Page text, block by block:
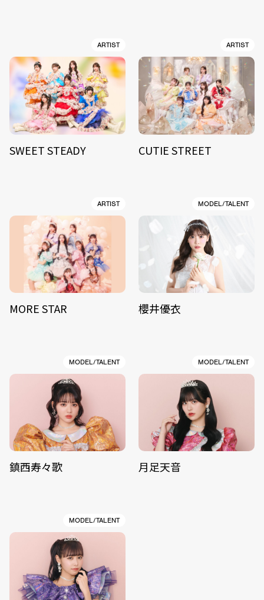
ARTIST
SWEET STEADY
ARTIST
CUTIE STREET
ARTIST
MORE STAR
MODEL/TALENT
櫻井優衣
MODEL/TALENT
鎮西寿々歌
MODEL/TALENT
月足天音
MODEL/TALENT